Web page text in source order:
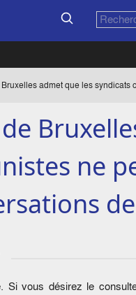
ne
Si vous désirez le